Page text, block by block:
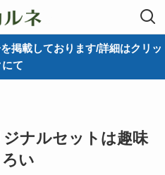
掲載しております/詳細はクリッ
にて
ナルセットは趣味
い